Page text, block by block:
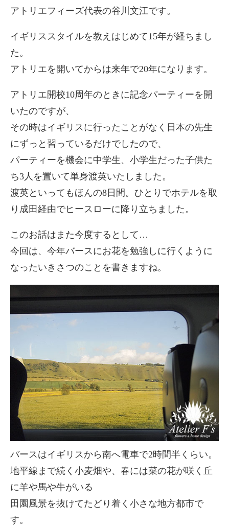
アトリエフィーズ代表の谷川文江です。
イギリススタイルを教えはじめて15年が経ちまし
た。
アトリエを開いてからは来年で20年になります。
アトリエ開校10周年のときに記念パーティーを開
いたのですが、
その時はイギリスに行ったことがなく日本の先生
にずっと習っているだけでしたので、
パーティーを機会に中学生、小学生だった子供た
ち3人を置いて単身渡英いたしました。
渡英といってもほんの8日間。ひとりでホテルを取
り成田経由でヒースローに降り立ちました。
このお話はまた今度するとして…
今回は、今年バースにお花を勉強しに行くように
なったいきさつのことを書きますね。
バースはイギリスから南へ電車で2時間半くらい。
地平線まで続く小麦畑や、春には菜の花が咲く丘
に羊や馬や牛がいる
田園風景を抜けてたどり着く小さな地方都市で
す。